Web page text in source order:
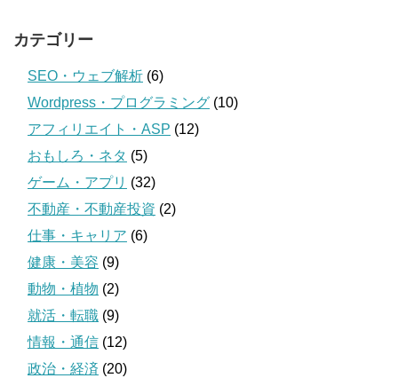
カテゴリー
SEO・ウェブ解析 (6)
Wordpress・プログラミング (10)
アフィリエイト・ASP (12)
おもしろ・ネタ (5)
ゲーム・アプリ (32)
不動産・不動産投資 (2)
仕事・キャリア (6)
健康・美容 (9)
動物・植物 (2)
就活・転職 (9)
情報・通信 (12)
政治・経済 (20)